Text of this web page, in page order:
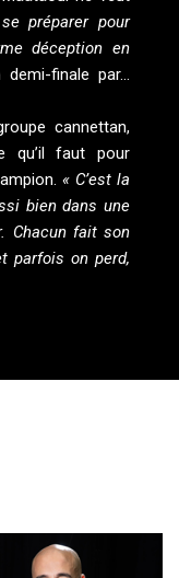
préparer pour
déception en
finale par…
cannettan,
qu’il faut pour
« C’est la
bien dans une
Chacun fait son
parfois on perd,